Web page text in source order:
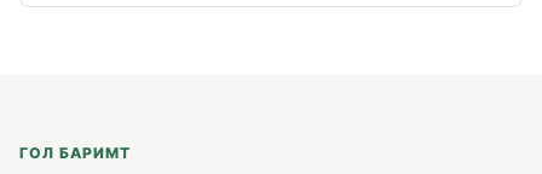
ГОЛ БАРИМТ